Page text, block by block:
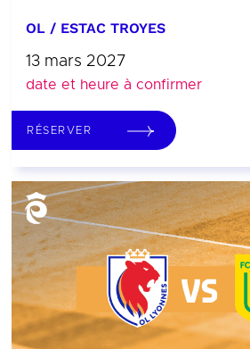
OL / ESTAC TROYES
13 mars 2027
date et heure à confirmer
RÉSERVER